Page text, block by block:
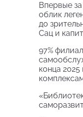
Впервые
облик
до
Сац и
97%
конца